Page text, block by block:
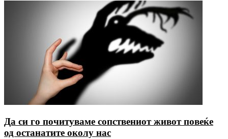
Да си го почитуваме сопствениот живот повеќе
од останатите околу нас